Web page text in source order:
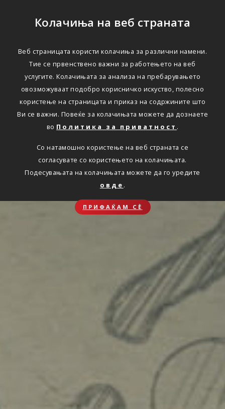
Колачиња на веб страната
Веб страницата користи колачиња за различни намени.
Тие се првенствено важни за работењето на веб
услугите. Колачињата за анализа на пребарувањето
овозможуваат подобро корисничко искуство, полесно
користење на страницата и приказ на содржините што
Ви се важни. Повеќе за колачињата можете да дознаете
во Политика за приватност .
Со натамошно користење на веб страната се
согласувате со користењето на колачињата.
Подесувањата на колачињата можете да го уредите
овде .
ПРИФАЌАМ СЀ